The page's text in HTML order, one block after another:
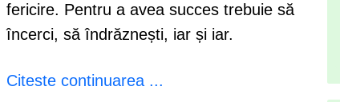
fericire. Pentru a avea succes trebuie să
încerci, să îndrăznești, iar și iar.
Citeste continuarea ...